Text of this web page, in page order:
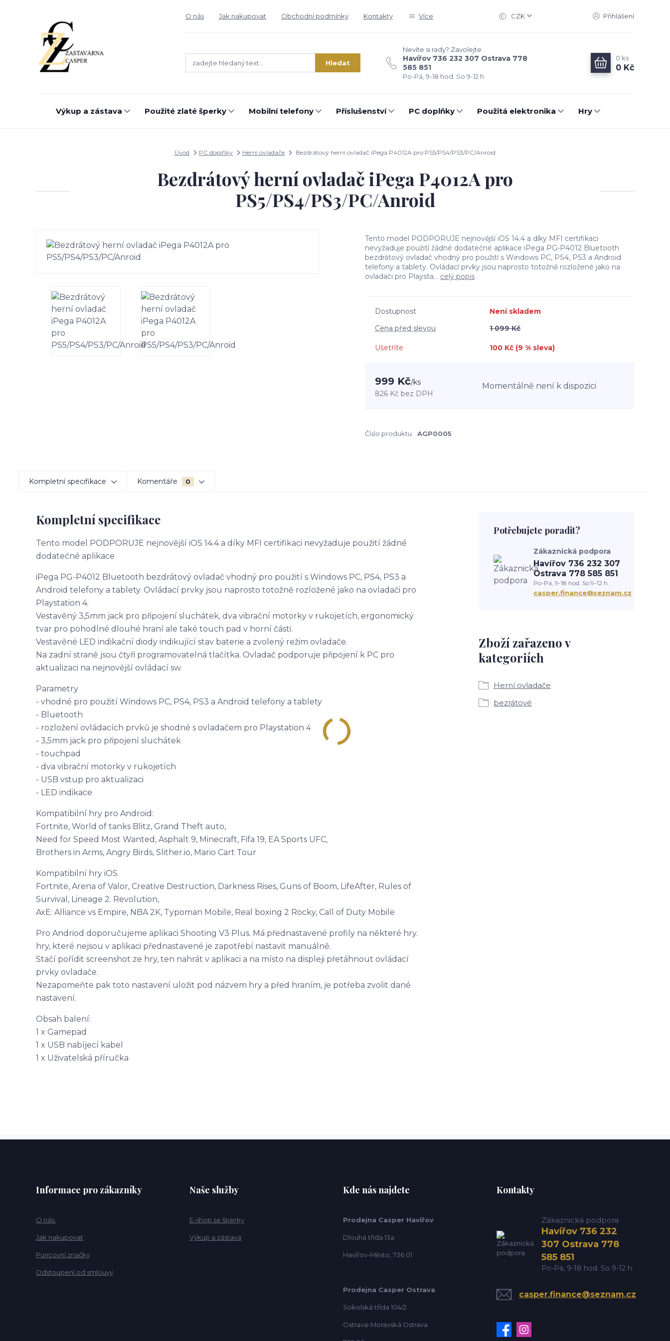
O nás Jak nakupovat Obchodní podmínky Kontakty Více CZK Přihlášení
Hledat
Nevíte si rady? Zavolejte.
Havířov 736 232 307 Ostrava 778
585 851
Po-Pá, 9-18 hod. So 9-12 h.
0 ks
0 Kč
Výkup a zástava Použité zlaté šperky Mobilní telefony Příslušenství PC doplňky Použitá elektronika Hry
Úvod PC doplňky Herní ovladače Bezdrátový herní ovladač iPega P4012A pro PS5/PS4/PS3/PC/Anroid
Bezdrátový herní ovladač iPega P4012A pro
PS5/PS4/PS3/PC/Anroid
Tento model PODPORUJE nejnovější iOS 14.4 a díky MFI certifikaci
nevyžaduje použití žádné dodatečné aplikace iPega PG-P4012 Bluetooth
bezdrátový ovladač vhodný pro použití s Windows PC, PS4, PS3 a Android
telefony a tablety. Ovládací prvky jsou naprosto totožně rozložené jako na
ovladači pro Playsta... celý popis
Dostupnost
Není skladem
Cena před slevou
1 099 Kč
Ušetříte 100 Kč (9 % sleva)
999 Kč/ks
826 Kč bez DPH
Momentálně není k dispozici
Číslo produktu: AGP0005
Kompletní specifikace Komentáře 0
Kompletní specifikace
Tento model PODPORUJE nejnovější iOS 14.4 a díky MFI certifikaci nevyžaduje použití žádné
dodatečné aplikace
iPega PG-P4012 Bluetooth bezdrátový ovladač vhodný pro použití s Windows PC, PS4, PS3 a
Android telefony a tablety. Ovládací prvky jsou naprosto totožně rozložené jako na ovladači pro
Playstation 4.
Vestavěný 3,5mm jack pro připojení sluchátek, dva vibrační motorky v rukojetích, ergonomický
tvar pro pohodlné dlouhé hraní ale také touch pad v horní části.
Vestavěné LED indikační diody indikující stav baterie a zvolený režim ovladače.
Na zadní straně jsou čtyři programovatelná tlačítka. Ovladač podporuje připojení k PC pro
aktualizaci na nejnovější ovládací sw.
Parametry
- vhodné pro použití Windows PC, PS4, PS3 a Android telefony a tablety
- Bluetooth
- rozložení ovládacích prvků je shodné s ovladačem pro Playstation 4
- 3,5mm jack pro připojení sluchátek
- touchpad
- dva vibrační motorky v rukojetích
- USB vstup pro aktualizaci
- LED indikace
Kompatibilní hry pro Android:
Fortnite, World of tanks Blitz, Grand Theft auto,
Need for Speed Most Wanted, Asphalt 9, Minecraft, Fifa 19, EA Sports UFC,
Brothers in Arms, Angry Birds, Slither.io, Mario Cart Tour
Kompatibilní hry iOS
Fortnite, Arena of Valor, Creative Destruction, Darkness Rises, Guns of Boom, LifeAfter, Rules of
Survival, Lineage 2: Revolution,
AxE: Alliance vs Empire, NBA 2K, Typoman Mobile, Real boxing 2 Rocky, Call of Duty Mobile
Pro Andriod doporučujeme aplikaci Shooting V3 Plus. Má přednastavené profily na některé hry.
hry, které nejsou v aplikaci přednastavené je zapotřebí nastavit manuálně.
Stačí pořídit screenshot ze hry, ten nahrát v aplikaci a na místo na displeji přetáhnout ovládací
prvky ovladače.
Nezapomeňte pak toto nastavení uložit pod názvem hry a před hraním, je potřeba zvolit dané
nastavení.
Obsah balení:
1 x Gamepad
1 x USB nabíjecí kabel
1 x Uživatelská příručka
Zboží zařazeno v
kategoriích
Herní ovladače
bezrátové
Potřebujete poradit?
Zákaznická podpora
Havířov 736 232 307
Ostrava 778 585 851
Po-Pá, 9-18 hod. So 9-12 h.
casper.finance@seznam.cz
Informace pro zákazníky
O nás
Jak nakupovat
Puncovní značky
Odstoupení od smlouvy
Naše služby
E-shop se šperky
Výkup a zástava
Kde nás najdete
Prodejna Casper Havířov
Dlouhá třída 13a
Havířov-Město, 736 01
Prodejna Casper Ostrava
Sokolská třída 104/2
Ostrava-Moravská Ostrava
Kontakty
Zákaznická podpora
Havířov 736 232
307 Ostrava 778
585 851
Po-Pá, 9-18 hod. So 9-12 h.
casper.finance@seznam.cz